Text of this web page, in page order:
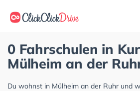
0 Fahrschulen in
Mülheim an der
Du wohnst in Mülheim an der Ruhr und